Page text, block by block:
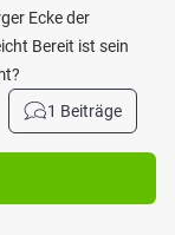
Ecke der
Bereit ist sein
1 Beiträge